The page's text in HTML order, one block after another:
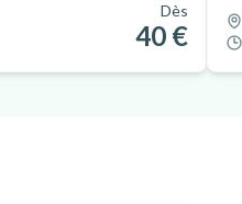
Dès
40 €